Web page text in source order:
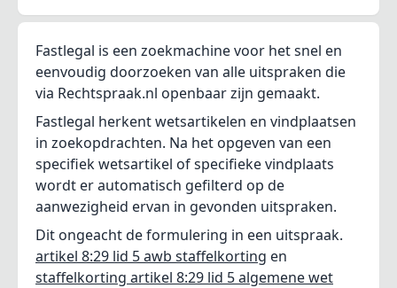
Fastlegal is een zoekmachine voor het snel en
eenvoudig doorzoeken van alle uitspraken die
via Rechtspraak.nl openbaar zijn gemaakt.
Fastlegal herkent wetsartikelen en vindplaatsen
in zoekopdrachten. Na het opgeven van een
specifiek wetsartikel of specifieke vindplaats
wordt er automatisch gefilterd op de
aanwezigheid ervan in gevonden uitspraken.
Dit ongeacht de formulering in een uitspraak.
artikel 8:29 lid 5 awb staffelkorting en
staffelkorting artikel 8:29 lid 5 algemene wet